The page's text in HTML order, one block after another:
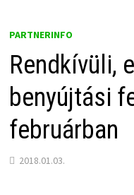
PARTNERINFO
Rendkívüli,
benyújtási
februárban
2018.01.03.